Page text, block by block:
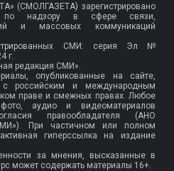
(СМОЛГАЗЕТА) зарегистрировано
надзору в сфере связи,
и массовых коммуникаций
СМИ: серия Эл №
г.
редакция СМИ».
опубликованные на сайте,
российским и международным
праве и смежных правах. Любое
фото, аудио и видеоматериалов
правообладателя (АНО
При частичном или полном
гиперссылка на издание
за мнения, высказанные в
может содержать материалы 16+.